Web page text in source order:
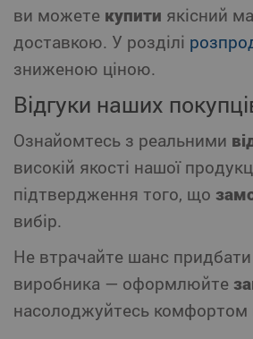
ви можете купити якісний
доставкою. У розділі
зниженою ціною.
Відгуки наших
Ознайомтесь з реальними
високій якості нашої
підтвердження того, що
вибір.
Не втрачайте шанс придбати
виробника — оформлюйте
насолоджуйтесь комфортом